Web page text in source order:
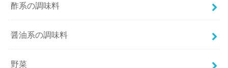
酢系の調味料
醤油系の調味料
野菜